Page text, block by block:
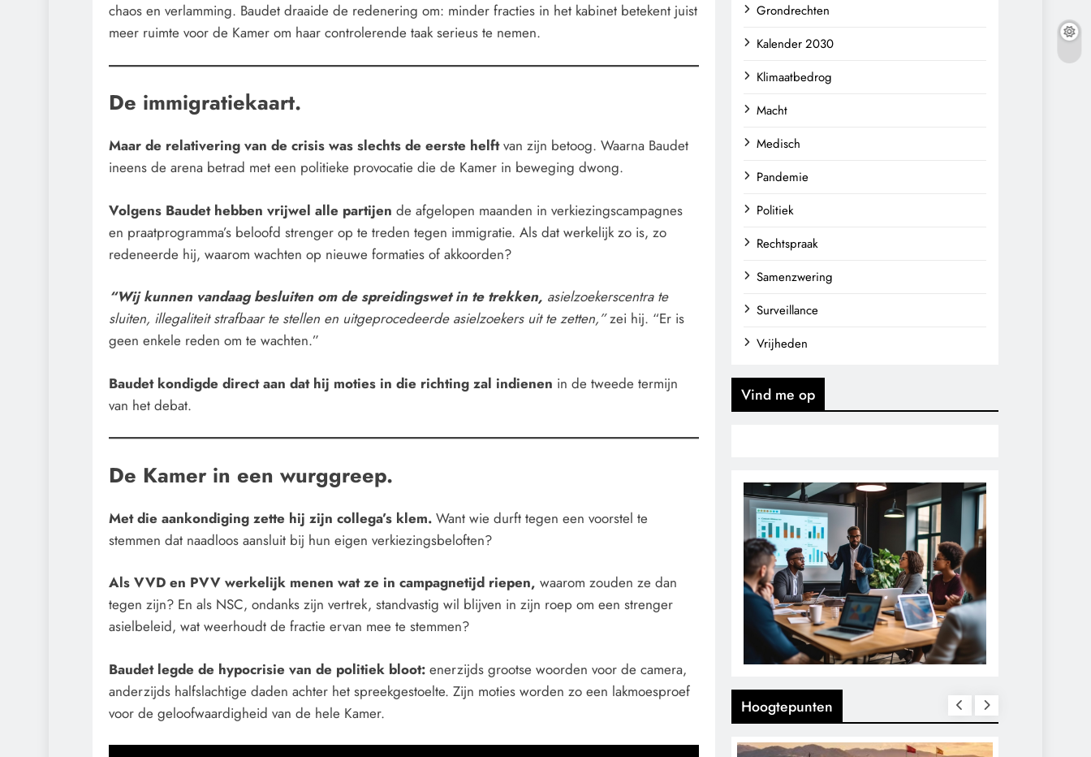
chaos en verlamming. Baudet draaide de redenering om: minder fracties in het kabinet betekent juist
meer ruimte voor de Kamer om haar controlerende taak serieus te nemen.
De immigratiekaart.
Maar de relativering van de crisis was slechts de eerste helftvan zijn betoog. Waarna Baudet
ineens de arena betrad met een politieke provocatie die de Kamer in beweging dwong.
Volgens Baudet hebben vrijwel alle partijen de afgelopen maanden in verkiezingscampagnes
en praatprogramma’s beloofd strenger op te treden tegen immigratie. Als dat werkelijk zo is, zo
redeneerde hij, waarom wachten op nieuwe formaties of akkoorden?
“Wij kunnen vandaag besluiten om de spreidingswet in te trekken, asielzoekerscentra te
sluiten, illegaliteit strafbaar te stellen en uitgeprocedeerde asielzoekers uit te zetten,”zei hij. “Er is
geen enkele reden om te wachten.”
Baudet kondigde direct aan dat hij moties in die richting zal indienen in de tweede termijn
van het debat.
De Kamer in een wurggreep.
Met die aankondiging zette hij zijn collega’s klem. Want wie durft tegen een voorstel te
stemmen dat naadloos aansluit bij hun eigen verkiezingsbeloften?
Als VVD en PVV werkelijk menen wat ze in campagnetijd riepen, waarom zouden ze dan
tegen zijn? En als NSC, ondanks zijn vertrek, standvastig wil blijven in zijn roep om een strenger
asielbeleid, wat weerhoudt de fractie ervan mee te stemmen?
Baudet legde de hypocrisie van de politiek bloot: enerzijds grootse woorden voor de camera,
anderzijds halfslachtige daden achter het spreekgestoelte. Zijn moties worden zo een lakmoesproef
voor de geloofwaardigheid van de hele Kamer.
Grondrechten
Kalender 2030
Klimaatbedrog
Macht
Medisch
Pandemie
Politiek
Rechtspraak
Samenzwering
Surveillance
Vrijheden
Vind me op
Hoogtepunten